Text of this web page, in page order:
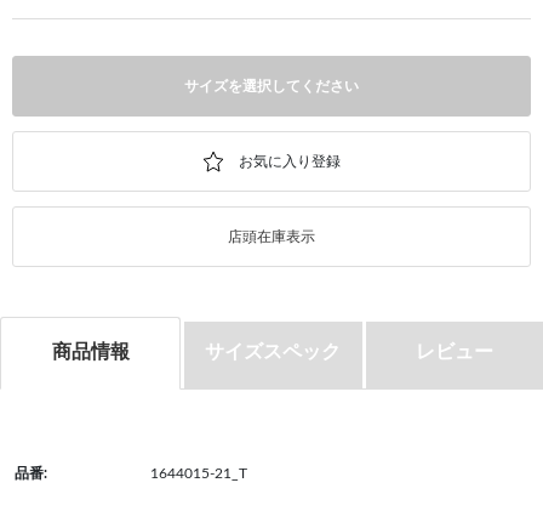
サイズを選択してください
店頭在庫表示
商品情報 サイズスペック レビュー
品番: 1644015-21_T